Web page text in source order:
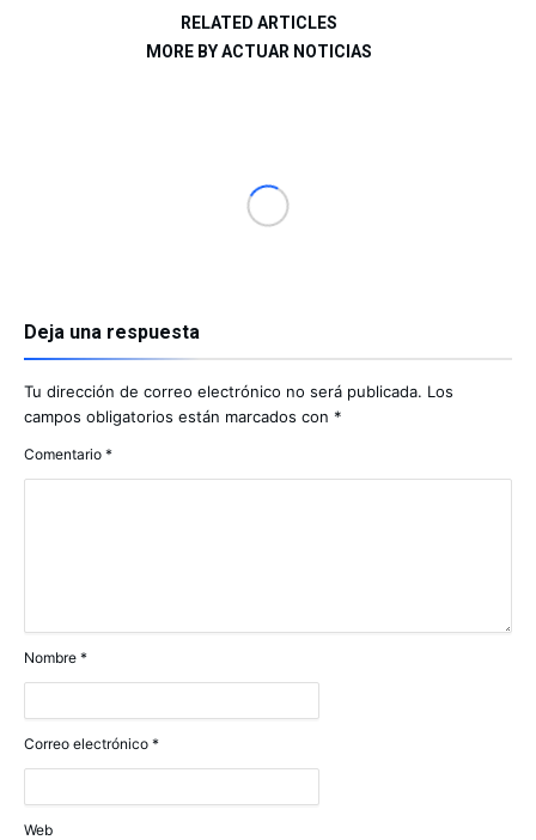
RELATED ARTICLES
MORE BY ACTUAR NOTICIAS
Deja una respuesta
Tu dirección de correo electrónico no será publicada. Los
campos obligatorios están marcados con *
Comentario *
Nombre *
Correo electrónico *
Web